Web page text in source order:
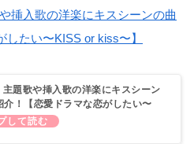
挿入歌の洋楽にキスシーンの曲
たい〜KISS or kiss〜】
主題歌や挿入歌の洋楽にキスシーン
介！【恋愛ドラマな恋がしたい〜
kiss〜】